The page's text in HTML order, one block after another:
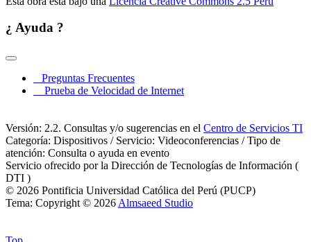
¿ Ayuda ?
Preguntas Frecuentes
Prueba de Velocidad de Internet
Versión: 2.2. Consultas y/o sugerencias en el Centro de Servicios TI
Categoría: Dispositivos / Servicio: Videoconferencias / Tipo de
atención: Consulta o ayuda en evento
Servicio ofrecido por la Dirección de Tecnologías de Información (
DTI )
© 2026 Pontificia Universidad Católica del Perú (PUCP)
Tema: Copyright © 2026 Almsaeed Studio